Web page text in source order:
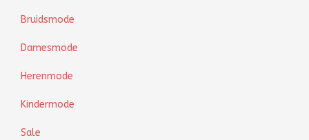
Bruidsmode
Damesmode
Herenmode
Kindermode
Sale